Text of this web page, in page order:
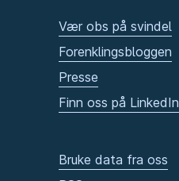
Vær obs på svindel
Forenklingsbloggen
Presse
Finn oss på LinkedIn
Bruke data fra oss